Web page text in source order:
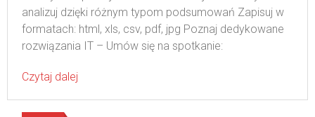
analizuj dzięki różnym typom podsumowań Zapisuj w
formatach: html, xls, csv, pdf, jpg Poznaj dedykowane
rozwiązania IT – Umów się na spotkanie:
Czytaj dalej